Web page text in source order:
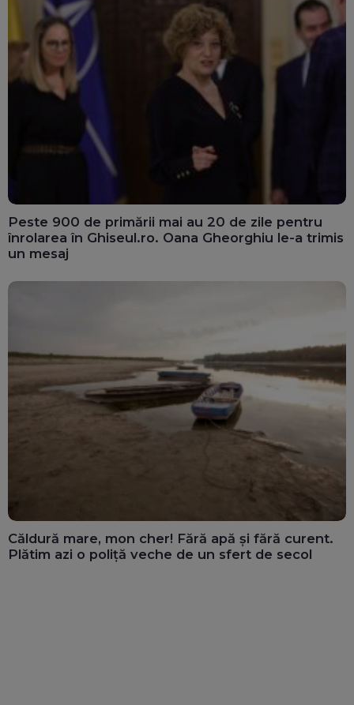
Peste 900 de primării mai au 20 de zile pentru
înrolarea în Ghiseul.ro. Oana Gheorghiu le-a trimis
un mesaj
Căldură mare, mon cher! Fără apă și fără curent.
Plătim azi o poliță veche de un sfert de secol